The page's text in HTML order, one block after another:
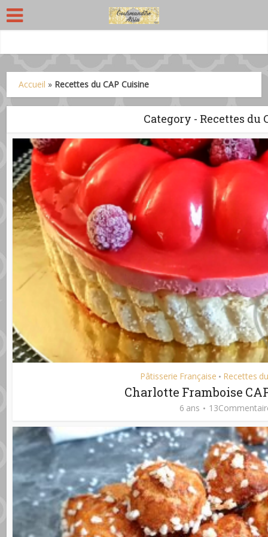
Accueil » Recettes du CAP Cuisine
Category - Recettes du
Pâtisserie Française • Recettes
Charlotte Framboise
6 ans